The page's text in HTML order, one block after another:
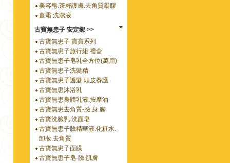
美容皂.茶籽護膚.去角質凝膠
薑霜.洗潔液
古寶無患子 安定鄉 >>
古寶無患子 寶寶系列
古寶無患子旅行組.禮盒
古寶無患子皂乳全方位(萬用)
古寶無患子洗髮精
古寶無患子護髮.頭皮養護
古寶無患沐浴乳
古寶無患身體乳液.按摩油
古寶無患去角質-臉.身.腳
古寶洗臉乳.洗面皂
古寶無患子臉精華液.化粧水.
卸妝.去角質
古寶無患子面膜
古寶無患子皂-臉.肌膚